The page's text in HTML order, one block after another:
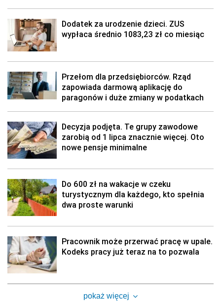
Dodatek za urodzenie dzieci. ZUS
wypłaca średnio 1083,23 zł co miesiąc
Przełom dla przedsiębiorców. Rząd
zapowiada darmową aplikację do
paragonów i duże zmiany w podatkach
Decyzja podjęta. Te grupy zawodowe
zarobią od 1 lipca znacznie więcej. Oto
nowe pensje minimalne
Do 600 zł na wakacje w czeku
turystycznym dla każdego, kto spełnia
dwa proste warunki
Pracownik może przerwać pracę w upale.
Kodeks pracy już teraz na to pozwala
pokaż więcej